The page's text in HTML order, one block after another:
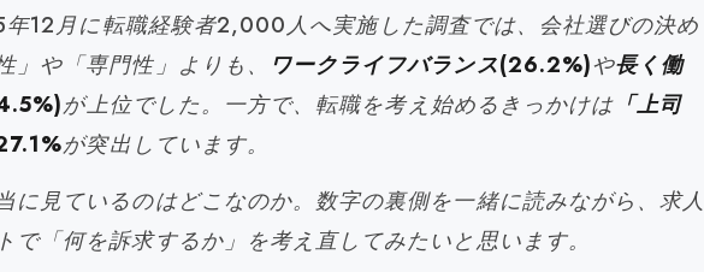
12月に転職経験者2,000人へ実施した調査では、会社選びの決め
」や「専門性」よりも、
ワークライフバランス(26.2%)や長く働
が上位でした。一方で、転職を考え始めるきっかけは 「上司
が突出しています。
に見ているのはどこなのか。数字の裏側を一緒に読みながら、求人
で「何を訴求するか」を考え直してみたいと思います。